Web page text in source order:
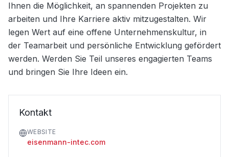
Ihnen die Möglichkeit, an spannenden Projekten zu
arbeiten und Ihre Karriere aktiv mitzugestalten. Wir
legen Wert auf eine offene Unternehmenskultur, in
der Teamarbeit und persönliche Entwicklung gefördert
werden. Werden Sie Teil unseres engagierten Teams
und bringen Sie Ihre Ideen ein.
Kontakt
WEBSITE
eisenmann-intec.com